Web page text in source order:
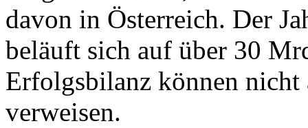
davon in Österreich. Der
beläuft sich auf über 30
Erfolgsbilanz können nicht
verweisen.